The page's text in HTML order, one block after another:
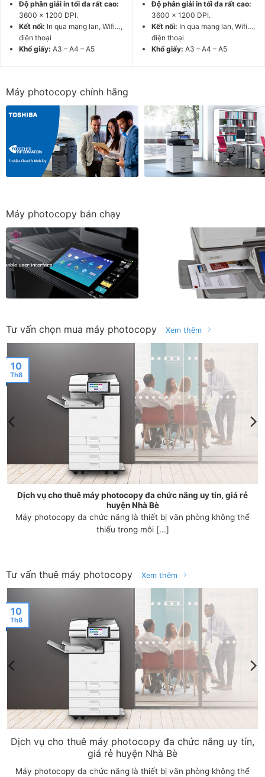
Độ phân giải in tối đa rất cao:
3600 x 1200 DPI.
Kết nối: In qua mạng lan, Wifi…,
điện thoại
Khổ giấy: A3 – A4 – A5
Độ phân giải in tối đa rất cao:
3600 x 1200 DPI.
Kết nối: In qua mạng lan, Wifi…,
điện thoại
Khổ giấy: A3 – A4 – A5
Máy photocopy chính hãng
Máy photocopy bán chạy
Tư vấn chọn mua máy photocopy Xem thêm
Dịch vụ cho thuê máy photocopy đa chức năng uy tín, giá rẻ
huyện Nhà Bè
Máy photocopy đa chức năng là thiết bị văn phòng không thể
thiếu trong môi [...]
10
Th8
Tư vấn thuê máy photocopy Xem thêm
Dịch vụ cho thuê máy photocopy đa chức năng uy tín,
giá rẻ huyện Nhà Bè
Máy photocopy đa chức năng là thiết bị văn phòng không thể
10
Th8